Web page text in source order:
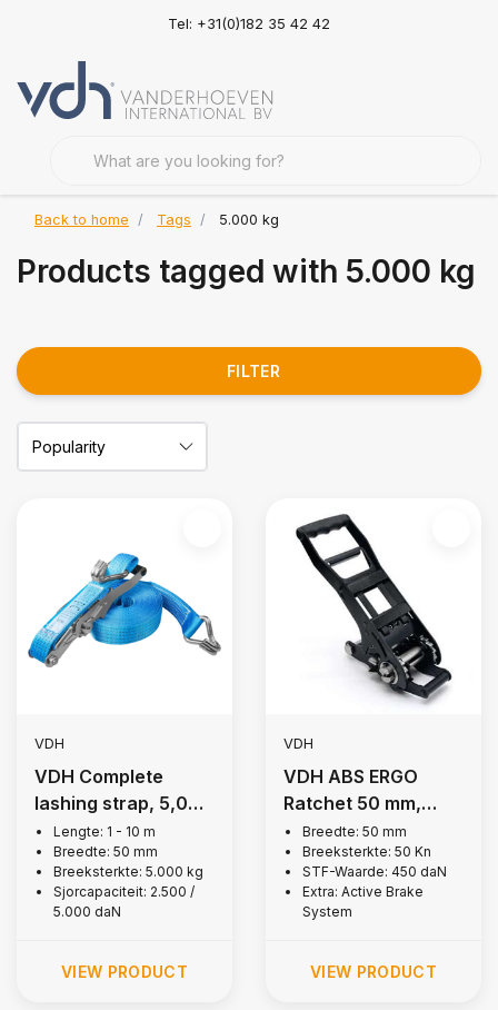
Tel: +31(0)182 35 42 42
Back to home Tags 5.000 kg
Products tagged with 5.000 kg
FILTER
VDH
VDH Complete
lashing strap, 5,000
kgLengte: 1 - 10 m
Breedte: 50 mm
Breeksterkte: 5.000 kg
Sjorcapaciteit: 2.500 /
5.000 daN
VIEW PRODUCT
VDH
VDH ABS ERGO
Ratchet 50 mm,
5,000 kg
Breedte: 50 mm
Breeksterkte: 50 Kn
STF-Waarde: 450 daN
Extra: Active Brake
System
VIEW PRODUCT